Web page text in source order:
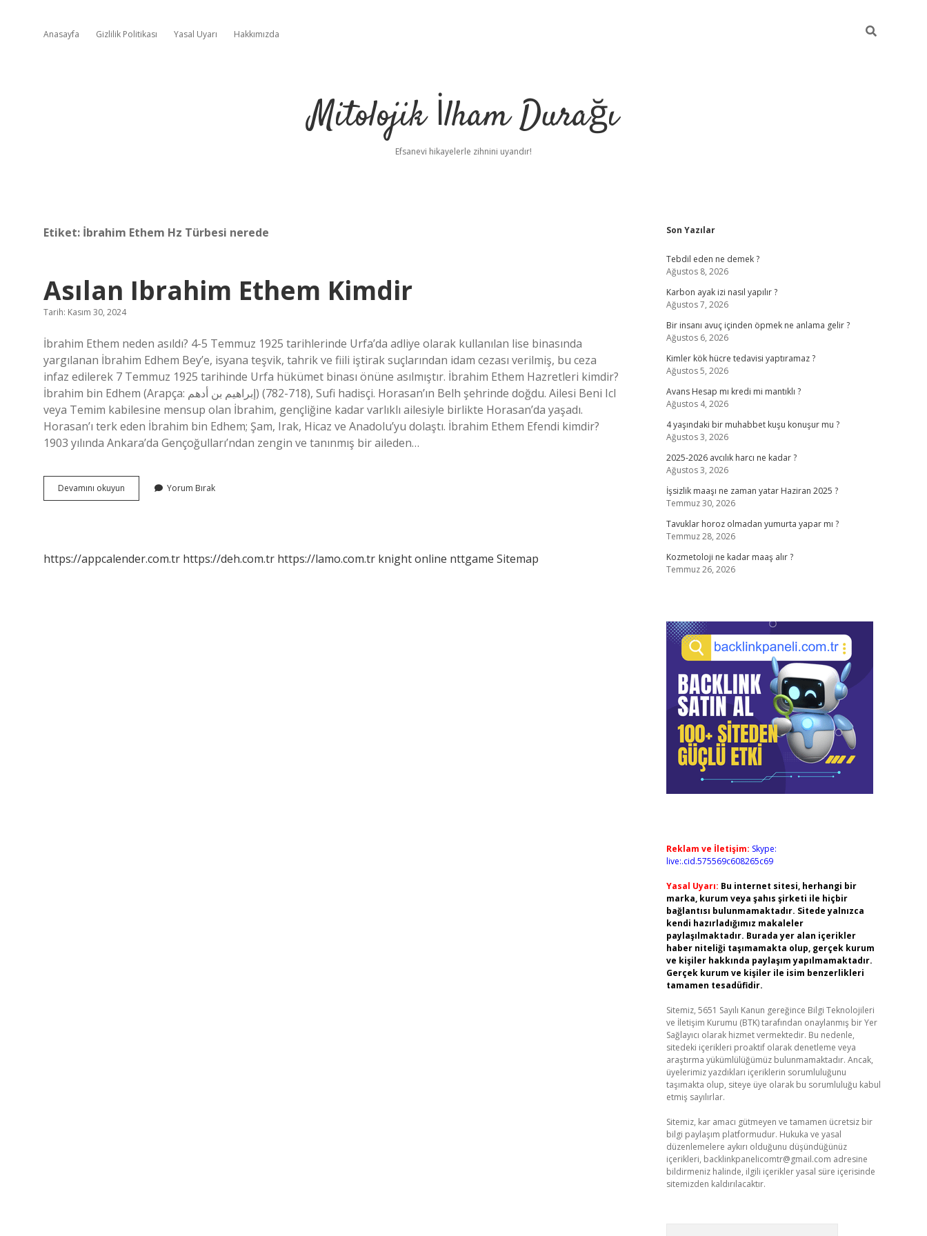
Anasayfa Gizlilik Politikası Yasal Uyarı Hakkımızda
Mitolojik İlham Durağı
Efsanevi hikayelerle zihnini uyandır!
Etiket: İbrahim Ethem Hz Türbesi nerede
Asılan Ibrahim Ethem Kimdir
Tarih: Kasım 30, 2024
İbrahim Ethem neden asıldı? 4-5 Temmuz 1925 tarihlerinde Urfa’da adliye olarak kullanılan lise binasında
yargılanan İbrahim Edhem Bey’e, isyana teşvik, tahrik ve fiili iştirak suçlarından idam cezası verilmiş, bu ceza
infaz edilerek 7 Temmuz 1925 tarihinde Urfa hükümet binası önüne asılmıştır. İbrahim Ethem Hazretleri kimdir?
İbrahim bin Edhem (Arapça: إبراهيم بن أدهم) (718-782), Sufi hadisçi. Horasan’ın Belh şehrinde doğdu. Ailesi Beni Icl
veya Temim kabilesine mensup olan İbrahim, gençliğine kadar varlıklı ailesiyle birlikte Horasan’da yaşadı.
Horasan’ı terk eden İbrahim bin Edhem; Şam, Irak, Hicaz ve Anadolu’yu dolaştı. İbrahim Ethem Efendi kimdir?
1903 yılında Ankara’da Gençoğulları’ndan zengin ve tanınmış bir aileden…
Devamını okuyun
Ibrahim
Yorum Bırak
https://appcalender.com.tr https://deh.com.tr https://lamo.com.tr knight online nttgame Sitemap
Sidebar
Son Yazılar
Tebdil eden ne demek ?
Ağustos 8, 2026
Karbon ayak izi nasıl yapılır ?
Ağustos 7, 2026
Bir insanı avuç içinden öpmek ne anlama gelir ?
Ağustos 6, 2026
Kimler kök hücre tedavisi yaptıramaz ?
Ağustos 5, 2026
Avans Hesap mı kredi mi mantıklı ?
Ağustos 4, 2026
4 yaşındaki bir muhabbet kuşu konuşur mu ?
Ağustos 3, 2026
2025-2026 avcılık harcı ne kadar ?
Ağustos 3, 2026
İşsizlik maaşı ne zaman yatar Haziran 2025 ?
Temmuz 30, 2026
Tavuklar horoz olmadan yumurta yapar mı ?
Temmuz 28, 2026
Kozmetoloji ne kadar maaş alır ?
Temmuz 26, 2026
Reklam ve İletişim: Skype:
live:.cid.575569c608265c69
Yasal Uyarı: Bu internet sitesi, herhangi bir
marka, kurum veya şahıs şirketi ile hiçbir
bağlantısı bulunmamaktadır. Sitede yalnızca
kendi hazırladığımız makaleler
paylaşılmaktadır. Burada yer alan içerikler
haber niteliği taşımamakta olup, gerçek kurum
ve kişiler hakkında paylaşım yapılmamaktadır.
Gerçek kurum ve kişiler ile isim benzerlikleri
tamamen tesadüfidir.
Sitemiz, 5651 Sayılı Kanun gereğince Bilgi Teknolojileri
ve İletişim Kurumu (BTK) tarafından onaylanmış bir Yer
Sağlayıcı olarak hizmet vermektedir. Bu nedenle,
sitedeki içerikleri proaktif olarak denetleme veya
araştırma yükümlülüğümüz bulunmamaktadır. Ancak,
üyelerimiz yazdıkları içeriklerin sorumluluğunu
taşımakta olup, siteye üye olarak bu sorumluluğu kabul
etmiş sayılırlar.
Sitemiz, kar amacı gütmeyen ve tamamen ücretsiz bir
bilgi paylaşım platformudur. Hukuka ve yasal
düzenlemelere aykırı olduğunu düşündüğünüz
içerikleri, backlinkpanelicomtr@gmail.com adresine
bildirmeniz halinde, ilgili içerikler yasal süre içerisinde
sitemizden kaldırılacaktır.